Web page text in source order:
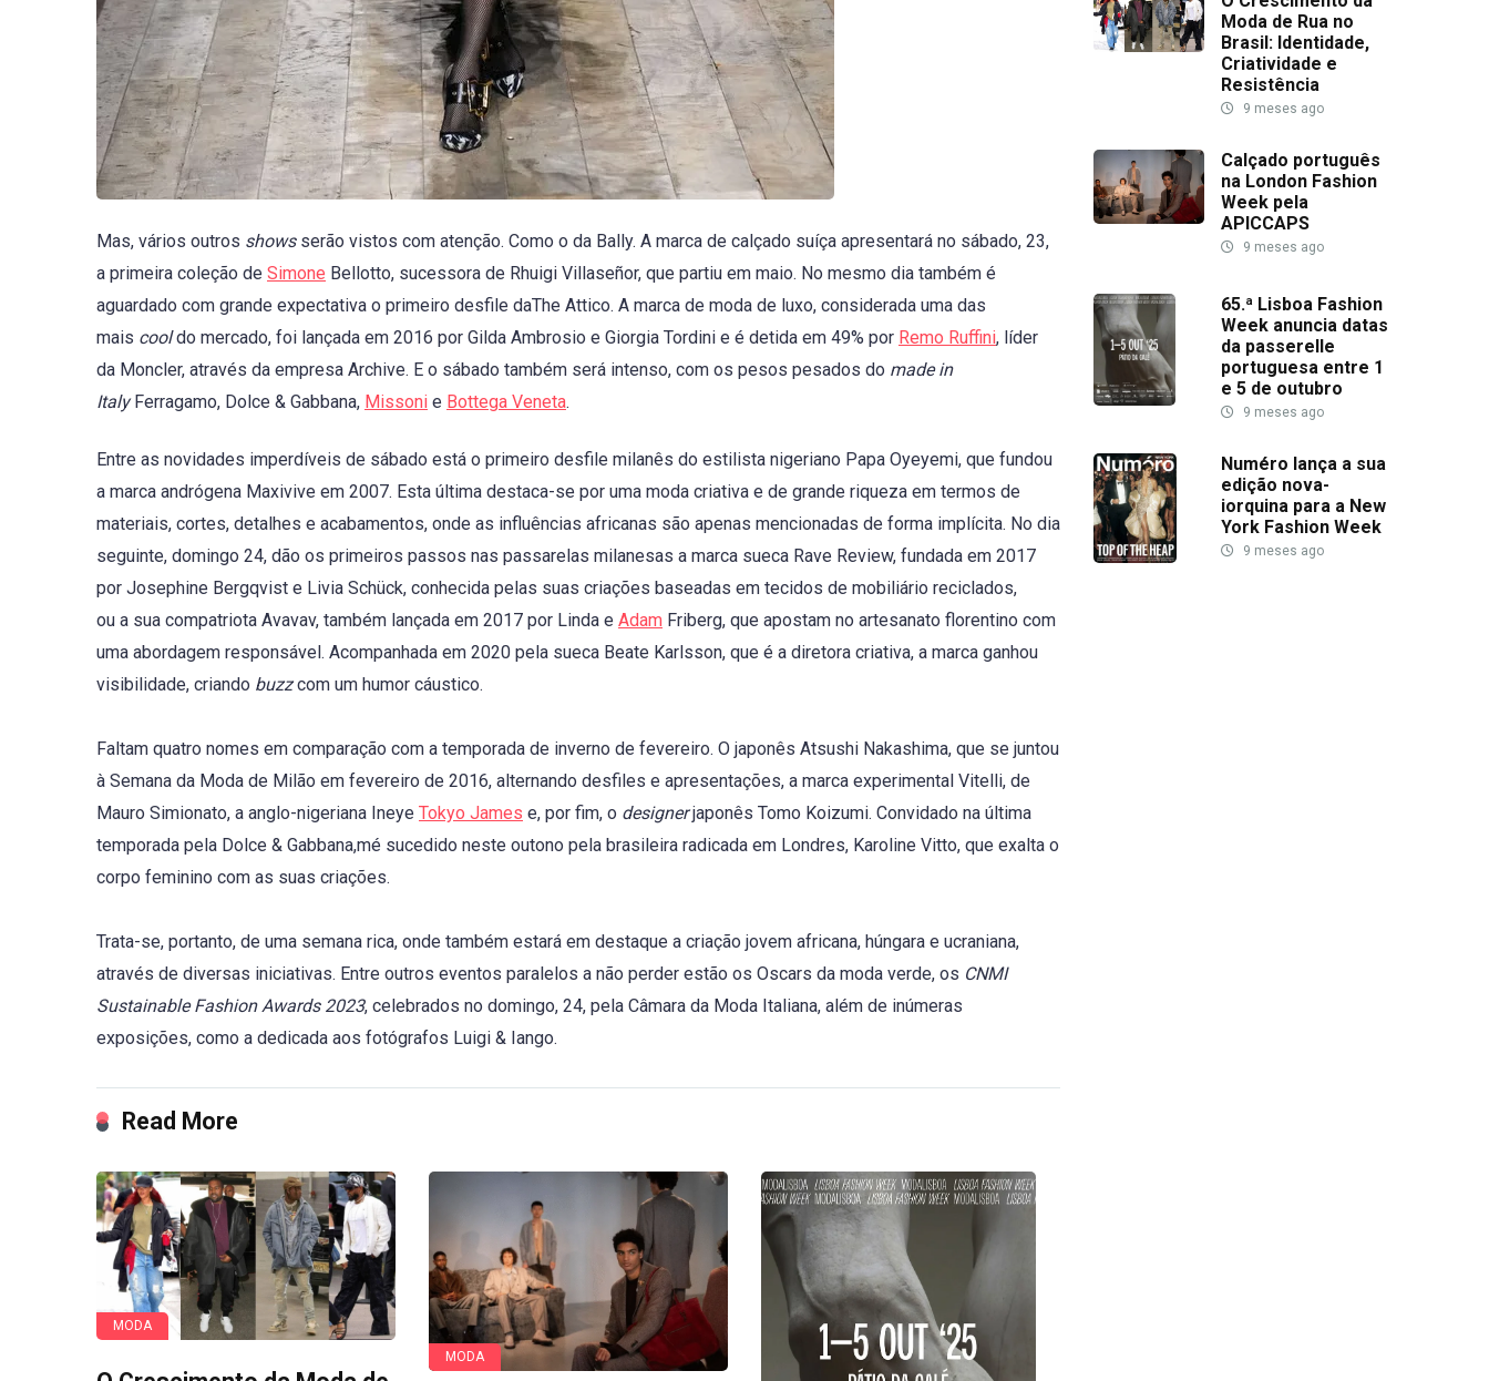
Mas, vários outros shows serão vistos com atenção. Como o da Bally. A marca de calçado suíça apresentará no sábado, 23,
a primeira coleção de Simone Bellotto, sucessora de Rhuigi Villaseñor, que partiu em maio. No mesmo dia também é
aguardado com grande expectativa o primeiro desfile daThe Attico. A marca de moda de luxo, considerada uma das
mais cooldo mercado, foi lançada em 2016 por Gilda Ambrosio e Giorgia Tordini e é detida em 49% por Remo Ruffini, líder
da Moncler, através da empresa Archive. E o sábado também será intenso, com os pesos pesados do made in
ItalyFerragamo, Dolce & Gabbana, Missoni e Bottega Veneta.
Entre as novidades imperdíveis de sábado está o primeiro desfile milanês do estilista nigeriano Papa Oyeyemi, que fundou
a marca andrógena Maxivive em 2007. Esta última destaca-se por uma moda criativa e de grande riqueza em termos de
materiais, cortes, detalhes e acabamentos, onde as influências africanas são apenas mencionadas de forma implícita. No dia
seguinte, domingo 24, dão os primeiros passos nas passarelas milanesas a marca sueca Rave Review, fundada em 2017
por Josephine Bergqvist e Livia Schück, conhecida pelas suas criações baseadas em tecidos de mobiliário reciclados,
ou a sua compatriota Avavav, também lançada em 2017 por Linda e Adam Friberg, que apostam no artesanato florentino com
uma abordagem responsável. Acompanhada em 2020 pela sueca Beate Karlsson, que é a diretora criativa, a marca ganhou
visibilidade, criando buzzcom um humor cáustico.
Faltam quatro nomes em comparação com a temporada de inverno de fevereiro. O japonês Atsushi Nakashima, que se juntou
à Semana da Moda de Milão em fevereiro de 2016, alternando desfiles e apresentações, a marca experimental Vitelli, de
Mauro Simionato, a anglo-nigeriana Ineye Tokyo James e, por fim, o designerjaponês Tomo Koizumi. Convidado na última
temporada pela Dolce & Gabbana,mé sucedido neste outono pela brasileira radicada em Londres, Karoline Vitto, que exalta o
corpo feminino com as suas criações.
Trata-se, portanto, de uma semana rica, onde também estará em destaque a criação jovem africana, húngara e ucraniana,
através de diversas iniciativas. Entre outros eventos paralelos a não perder estão os Oscars da moda verde, os CNMI
Sustainable Fashion Awards 2023, celebrados no domingo, 24, pela Câmara da Moda Italiana, além de inúmeras
exposições, como a dedicada aos fotógrafos Luigi & Iango.
Read More
MODA
MODA
Moda de Rua no
Brasil: Identidade,
Criatividade e
Resistência
9 meses ago
Calçado português
na London Fashion
Week pela
APICCAPS
9 meses ago
65.ª Lisboa Fashion
Week anuncia datas
da passerelle
portuguesa entre 1
e 5 de outubro
9 meses ago
Numéro lança a sua
edição nova-
iorquina para a New
York Fashion Week
9 meses ago